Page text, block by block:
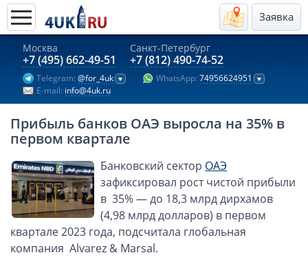
Заявка
Москва
+7 (495) 662-49-51
Санкт-Петербург
+7 (812) 490-74-52
Telegram: @for_4uk WhatsApp: 74956624951
E-mail: info@4uk.ru
Актуальные предложения 2026
Компании в Гонконге
Английские компании LTD
Киргизия (компания и счёт)
Компании в Китае
Kомпания в Канаде с лицензией MSB
Казахстан (компания и счёт)
Открытие счета в банках Казахстана
Платежная система Гонконга
Платежная система Великобритании
Прибыль банков ОАЭ выросла на 35% в
первом квартале
Банковский сектор ОАЭ
зафиксировал рост чистой прибыли
в 35% — до 18,3 млрд дирхамов
(4,98 млрд долларов) в первом
квартале 2023 года, подсчитала глобальная
компания Alvarez & Marsal.